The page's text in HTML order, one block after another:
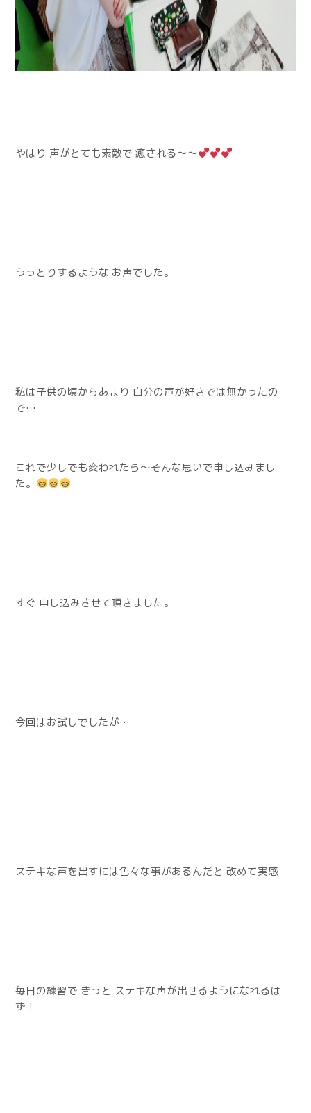
やはり 声がとても素敵で 癒される〜〜
うっとりするような お声でした。
私は子供の頃からあまり 自分の声が好きでは無かったの
で…
これで少しでも変われたら〜そんな思いで申し込みまし
た。
すぐ 申し込みさせて頂きました。
今回はお試しでしたが…
ステキな声を出すには色々な事があるんだと 改めて実感
毎日の練習で きっと ステキな声が出せるようになれるは
ず ！